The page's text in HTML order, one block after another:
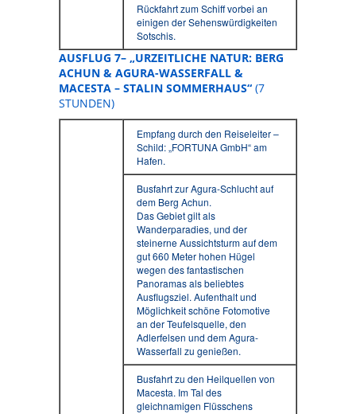
Rückfahrt zum Schiff vorbei an
einigen der Sehenswürdigkeiten
Sotschis.
AUSFLUG 7– „URZEITLICHE NATUR: BERG
ACHUN & AGURA-WASSERFALL &
MACESTA – STALIN SOMMERHAUS“ (7
STUNDEN)
Empfang durch den Reiseleiter –
Schild: „FORTUNA GmbH“ am
Hafen.
Busfahrt zur Agura-Schlucht auf
dem Berg Achun.
Das Gebiet gilt als
Wanderparadies, und der
steinerne Aussichtsturm auf dem
gut 660 Meter hohen Hügel
wegen des fantastischen
Panoramas als beliebtes
Ausflugsziel. Aufenthalt und
Möglichkeit schöne Fotomotive
an der Teufelsquelle, den
Adlerfelsen und dem Agura-
Wasserfall zu genießen.
Busfahrt zu den Heilquellen von
Macesta. Im Tal des
gleichnamigen Flüsschens